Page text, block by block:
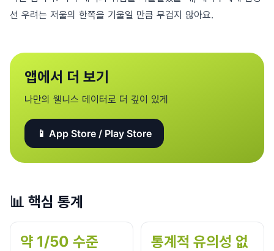
선 우려는 저울의 한쪽을 기울일 만큼 무겁지 않아요.
앱에서 더 보기
나만의 웰니스 데이터로 더 깊이 있게
📱 App Store / Play Store
📊 핵심 통계
약 1/50 수준
통계적 유의성 없